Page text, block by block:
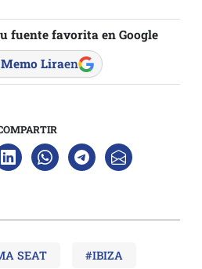
fuente favorita en Google
Memo Liraen
SEAT #IBIZA